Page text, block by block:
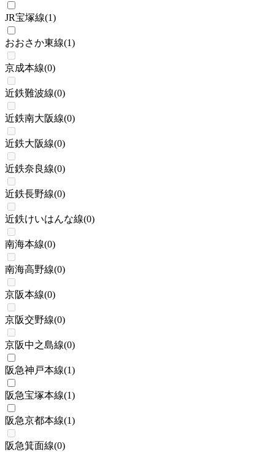
JR宝塚線(1)
おおさか東線(1)
京成本線(0)
近鉄難波線(0)
近鉄南大阪線(0)
近鉄大阪線(0)
近鉄奈良線(0)
近鉄長野線(0)
近鉄けいはんな線(0)
南海本線(0)
南海高野線(0)
京阪本線(0)
京阪交野線(0)
京阪中之島線(0)
阪急神戸本線(1)
阪急宝塚本線(1)
阪急京都本線(1)
阪急箕面線(0)